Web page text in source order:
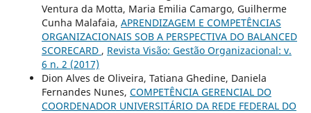
Ventura da Motta, Maria Emilia Camargo, Guilherme
Cunha Malafaia, APRENDIZAGEM E COMPETÊNCIAS
ORGANIZACIONAIS SOB A PERSPECTIVA DO BALANCED
SCORECARD , Revista Visão: Gestão Organizacional: v.
6 n. 2 (2017)
Dion Alves de Oliveira, Tatiana Ghedine, Daniela
Fernandes Nunes, COMPETÊNCIA GERENCIAL DO
COORDENADOR UNIVERSITÁRIO DA REDE FEDERAL DO